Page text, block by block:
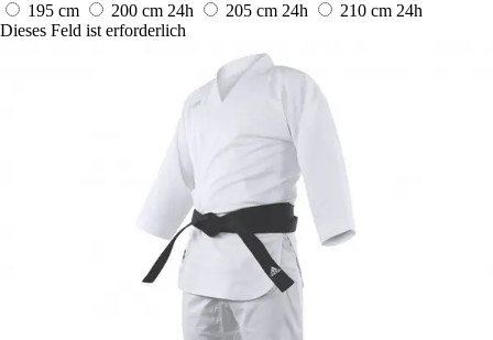
195 cm
200 cm 24h 205 cm 24h 210 cm 24h
Dieses Feld ist erforderlich